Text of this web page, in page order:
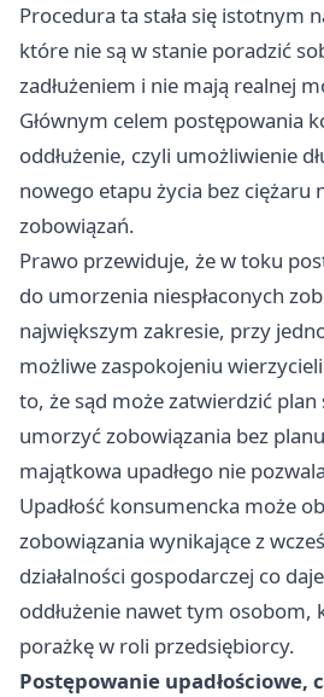
Procedura ta stała się istotnym
które nie są w stanie poradzić
zadłużeniem i nie mają realnej
Głównym celem postępowania
oddłużenie, czyli umożliwienie
nowego etapu życia bez ciężaru
zobowiązań.
Prawo przewiduje, że w toku
do umorzenia niespłaconych
największym zakresie, przy
możliwe zaspokojeniu
to, że sąd może zatwierdzić plan
umorzyć zobowiązania bez
majątkowa upadłego nie
Upadłość konsumencka może
zobowiązania wynikające z
działalności gospodarczej co
oddłużenie nawet tym osobom,
porażkę w roli przedsiębiorcy.
Postępowanie upadłościowe,